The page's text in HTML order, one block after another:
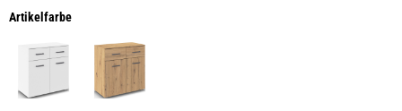
Artikelfarbeauswählen